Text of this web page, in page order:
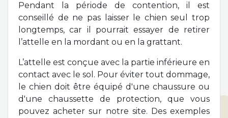
Pendant la période de contention, il est
conseillé de ne pas laisser le chien seul trop
longtemps, car il pourrait essayer de retirer
l’attelle en la mordant ou en la grattant.
L’attelle est conçue avec la partie inférieure en
contact avec le sol. Pour éviter tout dommage,
le chien doit être équipé d'une chaussure ou
d'une chaussette de protection, que vous
pouvez acheter sur notre site. Des exemples